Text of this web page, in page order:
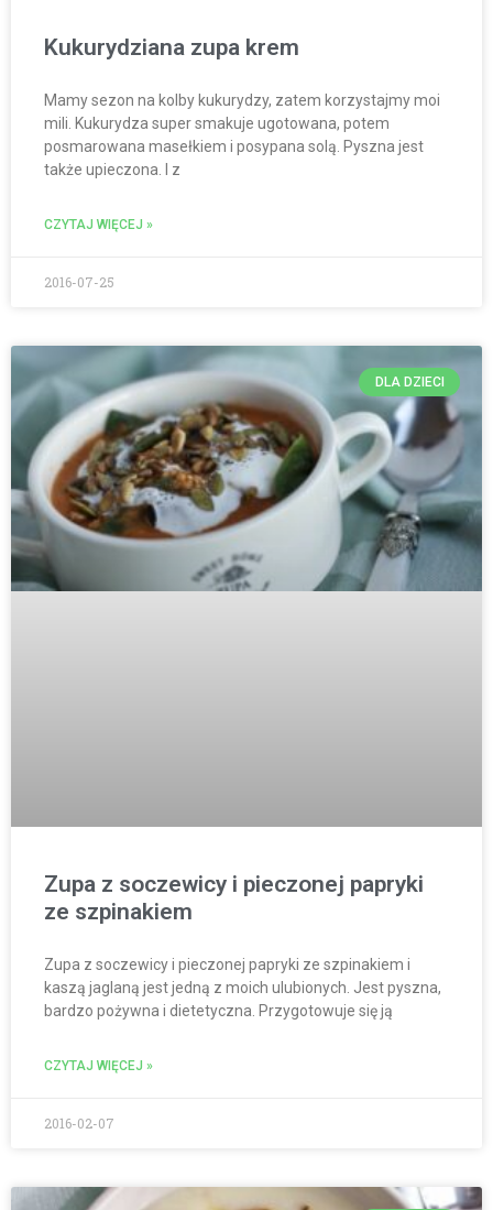
Kukurydziana zupa krem
Mamy sezon na kolby kukurydzy, zatem korzystajmy moi
mili. Kukurydza super smakuje ugotowana, potem
posmarowana masełkiem i posypana solą. Pyszna jest
także upieczona. I z
CZYTAJ WIĘCEJ »
2016-07-25
DLA DZIECI
Zupa z soczewicy i pieczonej papryki
ze szpinakiem
Zupa z soczewicy i pieczonej papryki ze szpinakiem i
kaszą jaglaną jest jedną z moich ulubionych. Jest pyszna,
bardzo pożywna i dietetyczna. Przygotowuje się ją
CZYTAJ WIĘCEJ »
2016-02-07